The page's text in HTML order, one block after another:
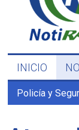
INICIO
Policía y